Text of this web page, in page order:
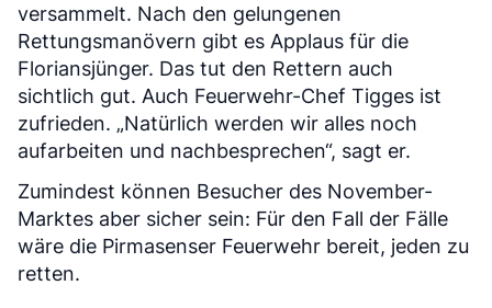
versammelt. Nach den gelungenen
Rettungsmanövern gibt es Applaus für die
Floriansjünger. Das tut den Rettern auch
sichtlich gut. Auch Feuerwehr-Chef Tigges ist
zufrieden. „Natürlich werden wir alles noch
aufarbeiten und nachbesprechen“, sagt er.
Zumindest können Besucher des November-
Marktes aber sicher sein: Für den Fall der Fälle
wäre die Pirmasenser Feuerwehr bereit, jeden zu
retten.